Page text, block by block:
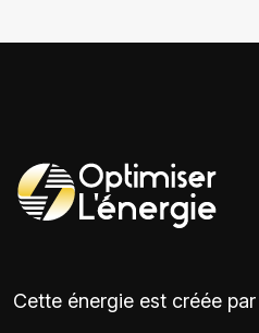
Cette énergie est créée